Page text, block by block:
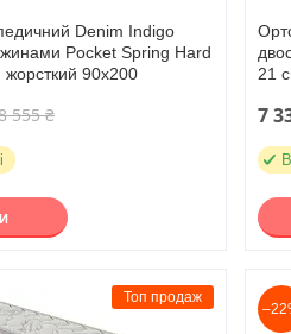
Denim Indigo
Pocket Spring Hard
жорсткий 90х200
555 ₴
21
7
Топ продаж